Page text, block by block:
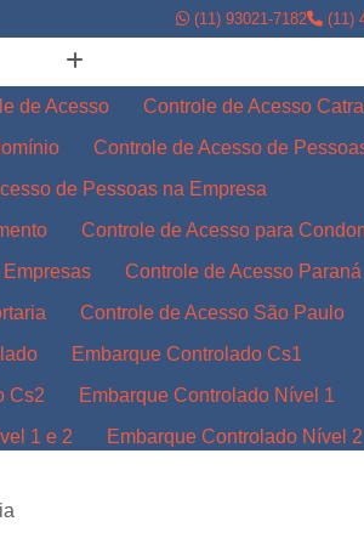
(11) 93021-7182 (11)
de Acesso
Controle de Acesso
Controle de Acesso de
de Pessoas na Empresa
Controle de Acesso para
Controle de Acesso Paraná
Controle de Acesso São Paulo
Embarque Controlado Cs1
Cs2
Embarque Controlado Nível 1
1 e 2
Embarque Controlado Nível 2